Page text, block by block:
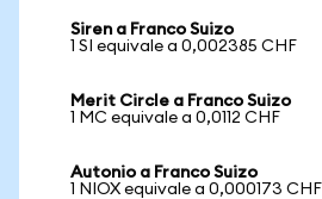
Siren a Franco Suizo
1 SI equivale a 0,002385 CHF
Merit Circle a Franco Suizo
1 MC equivale a 0,0112 CHF
Autonio a Franco Suizo
1 NIOX equivale a 0,000173 CHF